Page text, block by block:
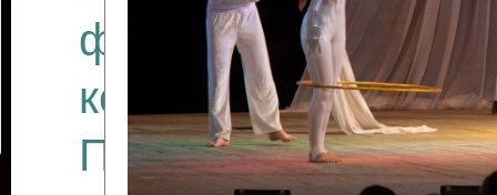
фестиваля
коллективов
Приднестровского